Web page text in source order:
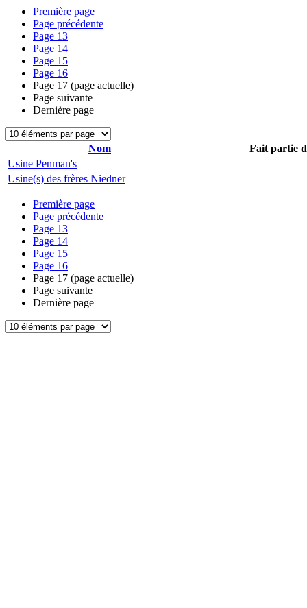
Première page
Page précédente
Page 13
Page 14
Page 15
Page 16
Page 17 (page actuelle)
Page suivante
Dernière page
Nom
Fait partie
Usine Penman's
Usine(s) des frères Niedner
Première page
Page précédente
Page 13
Page 14
Page 15
Page 16
Page 17 (page actuelle)
Page suivante
Dernière page